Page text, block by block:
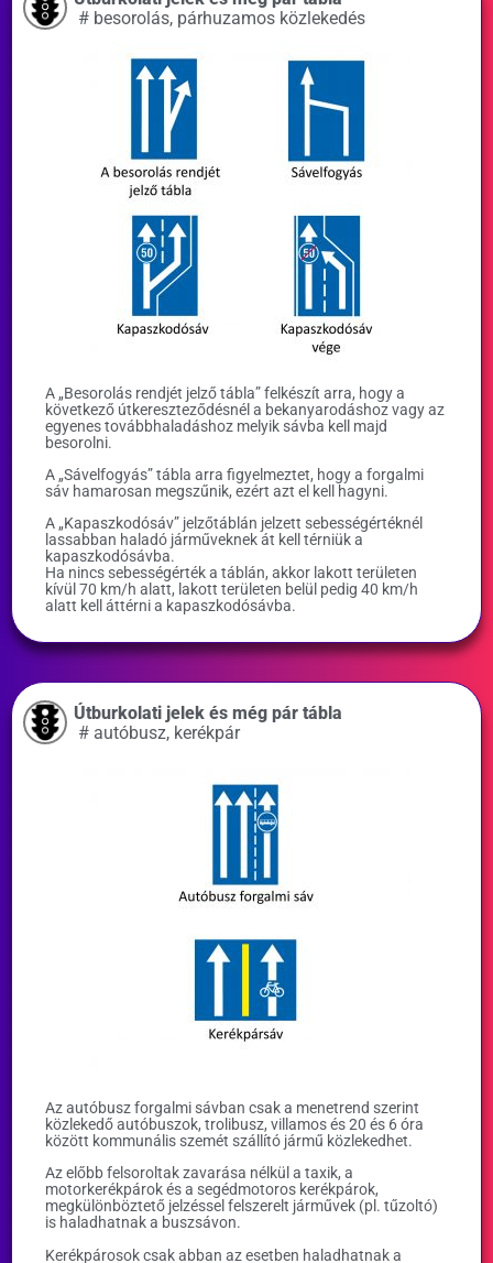
# besorolás, párhuzamos közlekedés
A „Besorolás rendjét jelző tábla” felkészít arra, hogy a
következő útkereszteződésnél a bekanyarodáshoz vagy az
egyenes továbbhaladáshoz melyik sávba kell majd
besorolni.
A „Sávelfogyás” tábla arra figyelmeztet, hogy a forgalmi
sáv hamarosan megszűnik, ezért azt el kell hagyni.
A „Kapaszkodósáv” jelzőtáblán jelzett sebességértéknél
lassabban haladó járműveknek át kell térniük a
kapaszkodósávba.
Ha nincs sebességérték a táblán, akkor lakott területen
kívül 70 km/h alatt, lakott területen belül pedig 40 km/h
alatt kell áttérni a kapaszkodósávba.
Útburkolati jelek és még pár tábla
# autóbusz, kerékpár
Az autóbusz forgalmi sávban csak a menetrend szerint
közlekedő autóbuszok, trolibusz, villamos és 20 és 6 óra
között kommunális szemét szállító jármű közlekedhet.
Az előbb felsoroltak zavarása nélkül a taxik, a
motorkerékpárok és a segédmotoros kerékpárok,
megkülönböztető jelzéssel felszerelt járművek (pl. tűzoltó)
is haladhatnak a buszsávon.
Kerékpárosok csak abban az esetben haladhatnak a